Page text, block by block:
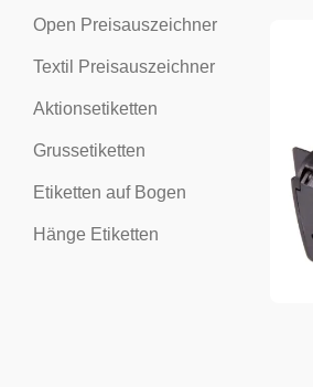
Open Preisauszeichner
Textil Preisauszeichner
Aktionsetiketten
Grussetiketten
Etiketten auf Bogen
Hänge Etiketten